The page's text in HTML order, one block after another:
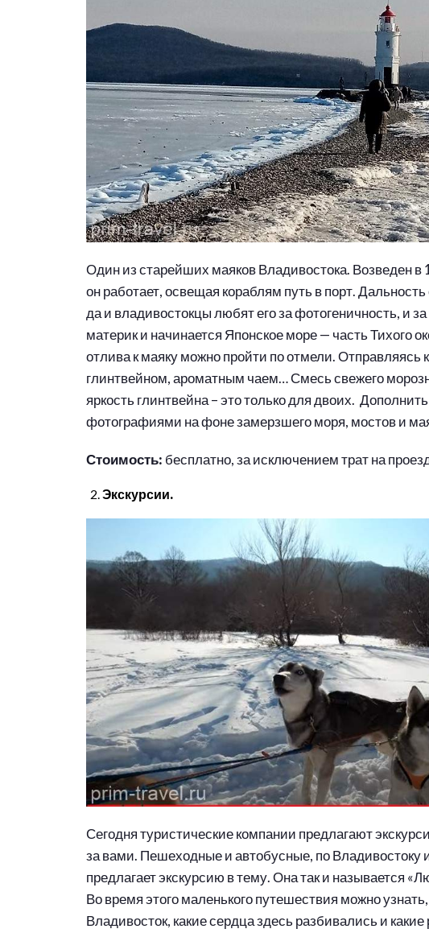
Один из старейших маяков Владивостока. Возведен в
он работает, освещая кораблям путь в порт.
да и владивостокцы любят его за фотогеничность, и за
материк и начинается Японское море — часть Тихого
отлива к маяку можно пройти по отмели. Отправляясь
глинтвейном, ароматным чаем… Смесь свежего
яркость глинтвейна – это только для двоих.
фотографиями на фоне замерзшего моря, мостов и
Стоимость: бесплатно, за исключением трат на
Экскурсии.
Сегодня туристические компании предлагают
за вами. Пешеходные и автобусные, по Владивостоку
предлагает экскурсию в тему. Она так и называется
Во время этого маленького путешествия можно
Владивосток, какие сердца здесь разбивались и